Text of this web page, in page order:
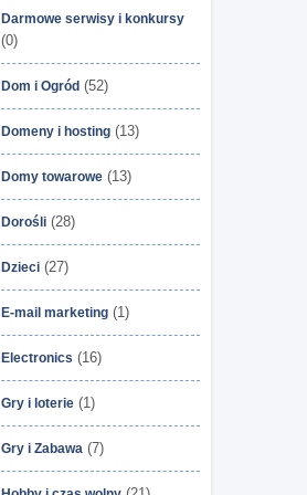
Darmowe serwisy i konkursy
(0)
Dom i Ogród (52)
Domeny i hosting (13)
Domy towarowe (13)
Dorośli (28)
Dzieci (27)
E-mail marketing (1)
Electronics (16)
Gry i loterie (1)
Gry i Zabawa (7)